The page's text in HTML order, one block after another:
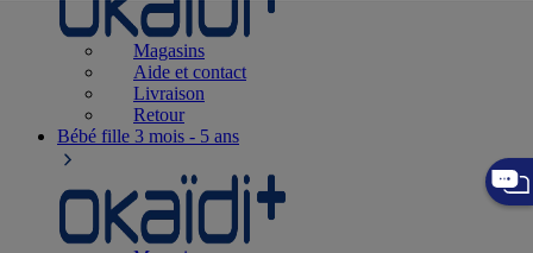
Magasins
Aide et contact
Livraison
Retour
Bébé fille 3 mois - 5 ans